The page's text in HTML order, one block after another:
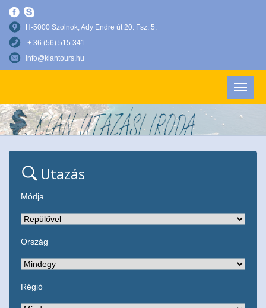
H-5000 Szolnok, Ady Endre út 20. Fsz. 5.
+ 36 (56) 515 341
info@klantours.hu
Utazás
Módja
Ország
Régió